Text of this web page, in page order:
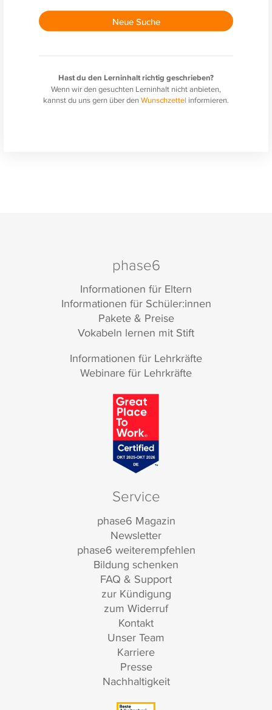
Neue Suche
Hast du den Lerninhalt richtig geschrieben?
Wenn wir den gesuchten Lerninhalt nicht anbieten,
kannst du uns gern über denWunschzettel informieren.
phase6
Informationen für Eltern
Informationen für Schüler:innen
Pakete & Preise
Vokabeln lernen mit Stift
Informationen für Lehrkräfte
Webinare für Lehrkräfte
Service
phase6 Magazin
Newsletter
phase6 weiterempfehlen
Bildung schenken
FAQ & Support
zur Kündigung
zum Widerruf
Kontakt
Unser Team
Karriere
Presse
Nachhaltigkeit